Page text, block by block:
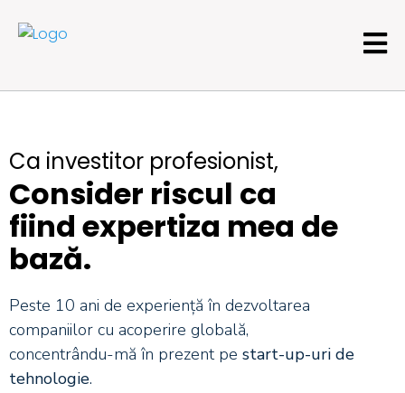
Ca investitor profesionist,
Consider riscul ca
fiind expertiza mea de
bază.
Peste 10 ani de experiență în dezvoltarea
companiilor cu acoperire globală,
concentrându-mă în prezent pe start-up-uri de
tehnologie.